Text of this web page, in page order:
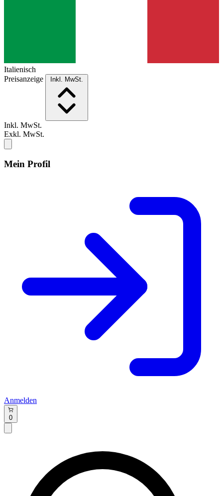
Italienisch
Preisanzeige
Inkl. MwSt.
Inkl. MwSt.
Exkl. MwSt.
Mein Profil
Anmelden
0